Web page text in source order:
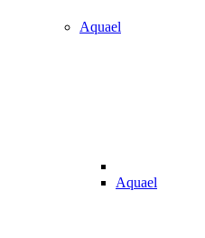
Aquael
Aquael